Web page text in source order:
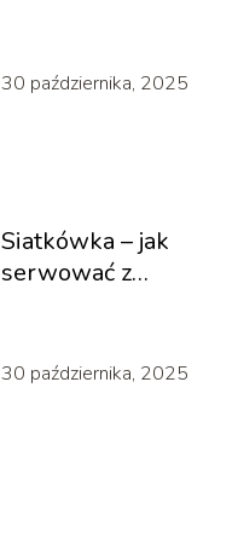
30 października, 2025
Siatkówka – jak
serwować z
30 października, 2025